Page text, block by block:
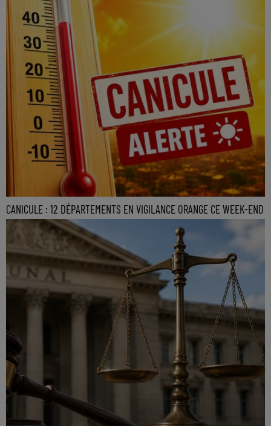
CANICULE : 12 DÉPARTEMENTS EN VIGILANCE ORANGE CE WEEK-END